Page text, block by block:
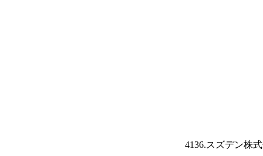
4136.スズデン株